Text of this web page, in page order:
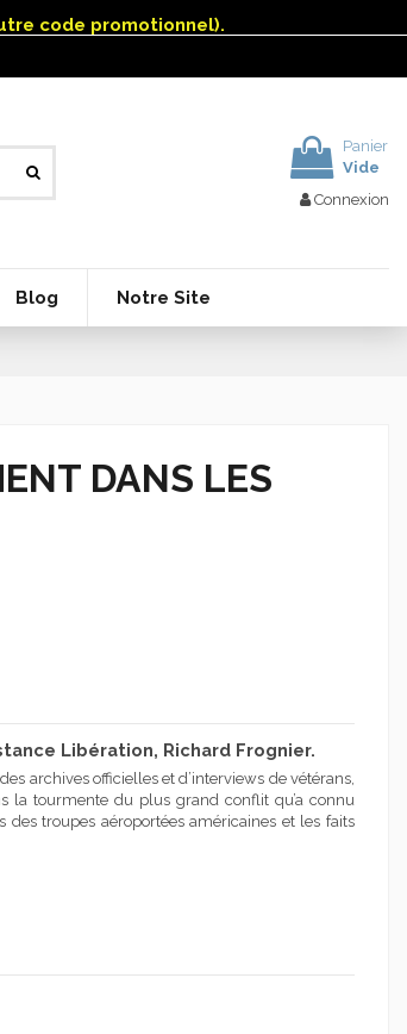
code promotionnel).
Panier
Vide
Connexion
Blog Notre Site
DANS LES
Libération, Richard Frognier.
archives officielles et d’interviews de vétérans,
la tourmente du plus grand conflit qu’a connu
troupes aéroportées américaines et les faits